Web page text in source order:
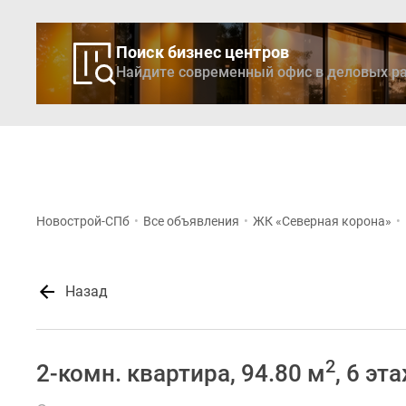
Поиск бизнес центров
Найдите современный офис в деловых
Новострой-СПб • Все объявления • ЖК «Северная корона» •
Назад
2-комн. квартира, 94.80 м2, 6